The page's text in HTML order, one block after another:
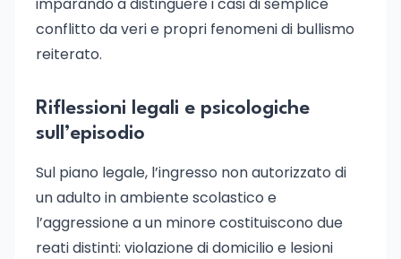
conflitto da veri e propri fenomeni di bullismo
reiterato.
Riflessioni legali e psicologiche
sull’episodio
Sul piano legale, l’ingresso non autorizzato di
un adulto in ambiente scolastico e
l’aggressione a un minore costituiscono due
reati distinti: violazione di domicilio e lesioni